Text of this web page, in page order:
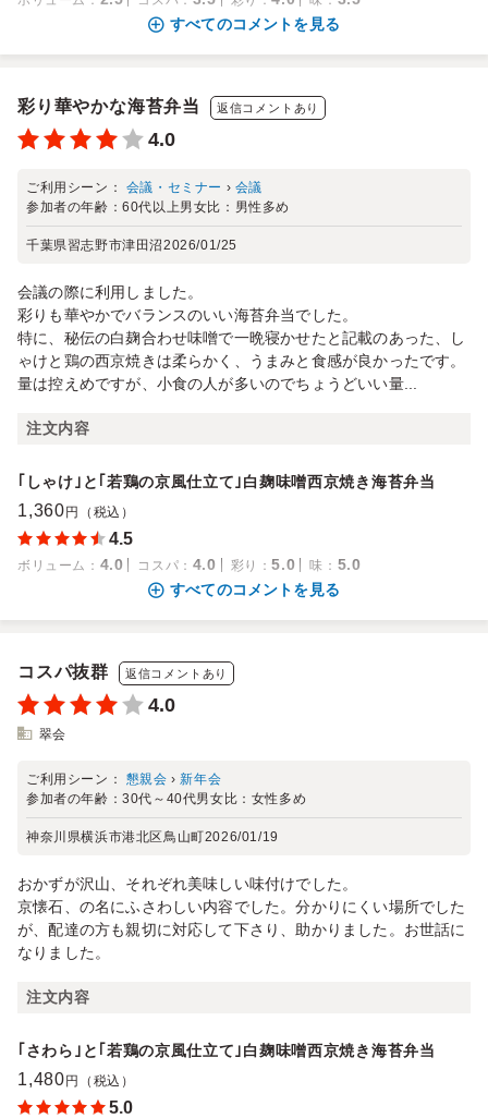
すべてのコメントを見る
彩り華やかな海苔弁当 返信コメントあり
4.0
ご利用シーン： 会議・セミナー › 会議
参加者の年齢：60代以上男女比： 男性多め
千葉県習志野市津田沼2026/01/25
会議の際に利用しました。
彩りも華やかでバランスのいい海苔弁当でした。
特に、秘伝の白麹合わせ味噌で一晩寝かせたと記載のあった、し
ゃけと鶏の西京焼きは柔らかく、うまみと食感が良かったです。
量は控えめですが、小食の人が多いのでちょうどいい量...
注文内容
｢しゃけ｣と｢若鶏の京風仕立て｣白麹味噌西京焼き海苔弁当
1,360 円（税込）
4.5
ボリューム ： 4.0 コスパ ： 4.0 彩り ：5.0 味 ： 5.0
すべてのコメントを見る
コスパ抜群 返信コメントあり
4.0
翠会
ご利用シーン： 懇親会 ›新年会
参加者の年齢：30代～40代男女比： 女性多め
神奈川県横浜市港北区鳥山町2026/01/19
おかずが沢山、それぞれ美味しい味付けでした。
京懐石、の名にふさわしい内容でした。分かりにくい場所でした
が、配達の方も親切に対応して下さり、助かりました。お世話に
なりました。
注文内容
｢さわら｣と｢若鶏の京風仕立て｣白麹味噌西京焼き海苔弁当
1,480 円（税込）
5.0